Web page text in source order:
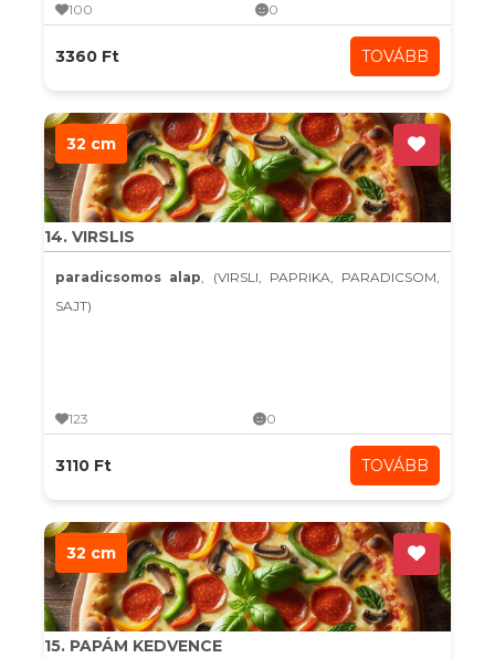
100 0
3360 Ft TOVÁBB
32 cm
14. VIRSLIS
paradicsomos alap, (VIRSLI, PAPRIKA, PARADICSOM,
SAJT)
123 0
3110 Ft TOVÁBB
32 cm
15. PAPÁM KEDVENCE